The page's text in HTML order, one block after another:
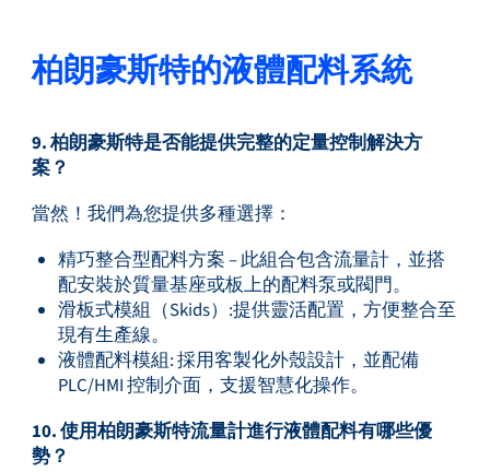
柏朗豪斯特的液體配料系統
9. 柏朗豪斯特是否能提供完整的定量控制解決方
案？
當然！我們為您提供多種選擇：
精巧整合型配料方案 – 此組合包含流量計，並搭
配安裝於質量基座或板上的配料泵或閥門。
滑板式模組（Skids）:提供靈活配置，方便整合至
現有生產線。
液體配料模組: 採用客製化外殼設計，並配備
PLC/HMI 控制介面，支援智慧化操作。
10. 使用柏朗豪斯特流量計進行液體配料有哪些優
勢？